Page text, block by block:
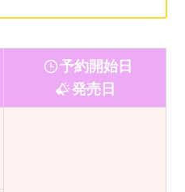
予約開始日
発売日